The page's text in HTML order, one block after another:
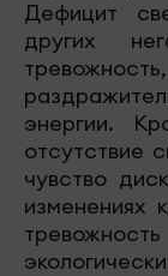
Дефицит
других
энергии.
отсутствие
чувство
изменениях